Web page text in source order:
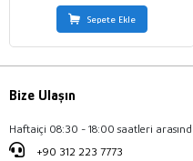
Sepete Ekle
Bize Ulaşın
Haftaiçi 08:30 - 18:00 saatleri
+90 312 223 7773